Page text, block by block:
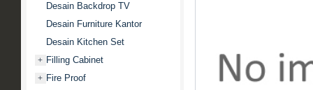
Desain Backdrop TV
Desain Furniture Kantor
Desain Kitchen Set
+ Filling Cabinet
+ Fire Proof